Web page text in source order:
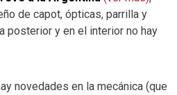
de capot, ópticas, parrilla y
posterior y en el interior no hay
novedades en la mecánica (que